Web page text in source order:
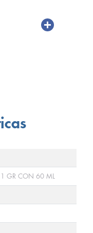
GR CON 60 ML